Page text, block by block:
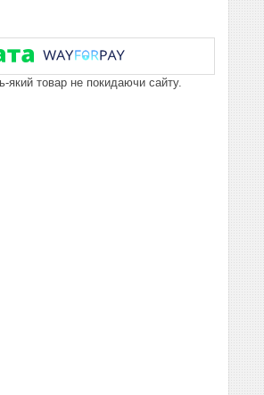
який товар не покидаючи сайту.